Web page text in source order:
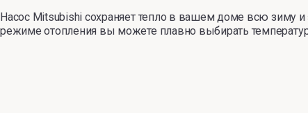
Насос Mitsubishi сохраняет тепло в вашем доме всю зиму
режиме отопления вы можете плавно выбирать